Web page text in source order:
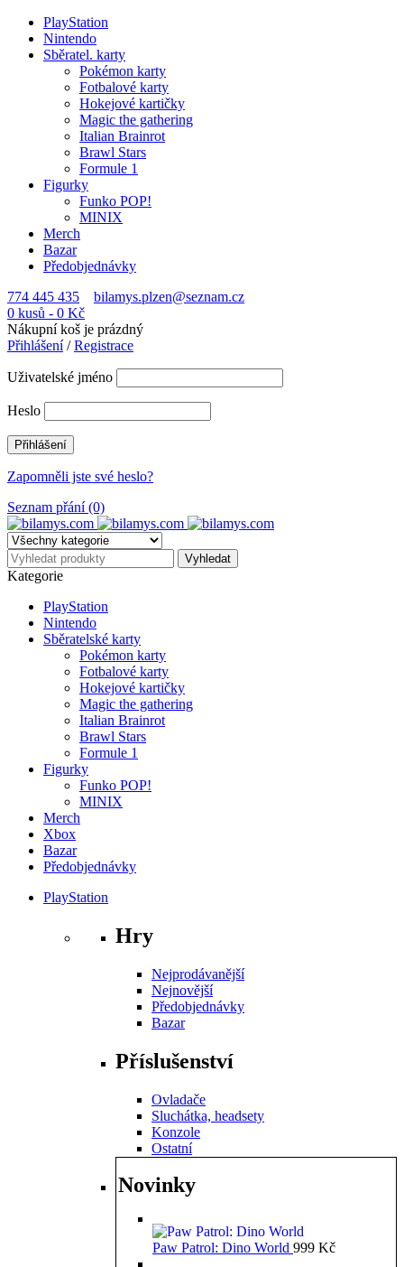
PlayStation
Nintendo
Sběratel. karty
Pokémon karty
Fotbalové karty
Hokejové kartičky
Magic the gathering
Italian Brainrot
Brawl Stars
Formule 1
Figurky
Funko POP!
MINIX
Merch
Bazar
Předobjednávky
774 445 435
bilamys.plzen@seznam.cz
0 kusů - 0 Kč
Nákupní koš je prázdný
Přihlášení/Registrace
Uživatelské jméno
Heslo
Zapomněli jste své heslo?
Seznam přání (0)
Kategorie
PlayStation
Nintendo
Sběratelské karty
Pokémon karty
Fotbalové karty
Hokejové kartičky
Magic the gathering
Italian Brainrot
Brawl Stars
Formule 1
Figurky
Funko POP!
MINIX
Merch
Xbox
Bazar
Předobjednávky
PlayStation
Hry
Nejprodávanější
Nejnovější
Předobjednávky
Bazar
Příslušenství
Ovladače
Sluchátka, headsety
Konzole
Ostatní
Novinky
Paw Patrol: Dino World 999 Kč